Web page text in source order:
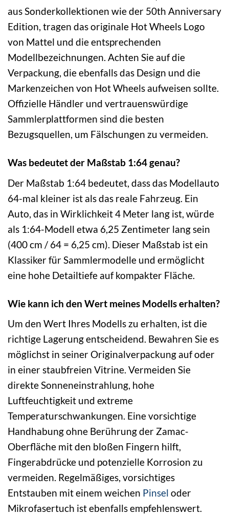
aus Sonderkollektionen wie der 50th Anniversary
Edition, tragen das originale Hot Wheels Logo
von Mattel und die entsprechenden
Modellbezeichnungen. Achten Sie auf die
Verpackung, die ebenfalls das Design und die
Markenzeichen von Hot Wheels aufweisen sollte.
Offizielle Händler und vertrauenswürdige
Sammlerplattformen sind die besten
Bezugsquellen, um Fälschungen zu vermeiden.
Was bedeutet der Maßstab 1:64 genau?
Der Maßstab 1:64 bedeutet, dass das Modellauto
64-mal kleiner ist als das reale Fahrzeug. Ein
Auto, das in Wirklichkeit 4 Meter lang ist, würde
als 1:64-Modell etwa 6,25 Zentimeter lang sein
(400 cm / 64 = 6,25 cm). Dieser Maßstab ist ein
Klassiker für Sammlermodelle und ermöglicht
eine hohe Detailtiefe auf kompakter Fläche.
Wie kann ich den Wert meines Modells erhalten?
Um den Wert Ihres Modells zu erhalten, ist die
richtige Lagerung entscheidend. Bewahren Sie es
möglichst in seiner Originalverpackung auf oder
in einer staubfreien Vitrine. Vermeiden Sie
direkte Sonneneinstrahlung, hohe
Luftfeuchtigkeit und extreme
Temperaturschwankungen. Eine vorsichtige
Handhabung ohne Berührung der Zamac-
Oberfläche mit den bloßen Fingern hilft,
Fingerabdrücke und potenzielle Korrosion zu
vermeiden. Regelmäßiges, vorsichtiges
Entstauben mit einem weichen Pinsel oder
Mikrofasertuch ist ebenfalls empfehlenswert.